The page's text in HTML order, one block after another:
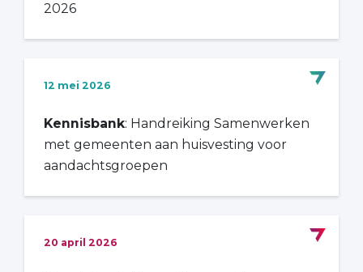
2026
12 mei 2026
Kennisbank: Handreiking Samenwerken
met gemeenten aan huisvesting voor
aandachtsgroepen
20 april 2026